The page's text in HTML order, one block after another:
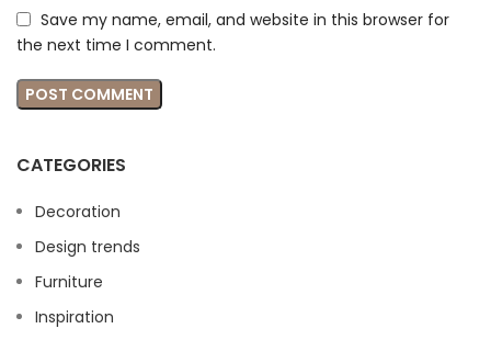
Save my name, email, and website in this browser for
the next time I comment.
CATEGORIES
Decoration
Design trends
Furniture
Inspiration